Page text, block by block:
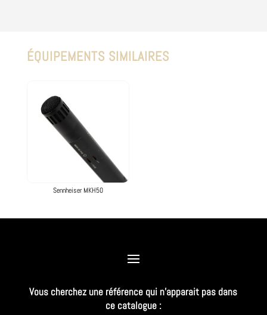
ÉQUIPEMENTS SIMILAIRES
Sennheiser MKH50
Vous cherchez une référence qui n’apparait pas dans
ce catalogue :